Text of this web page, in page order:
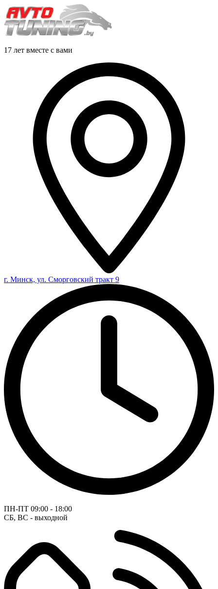
17 лет вместе с вами
г. Минск, ул. Сморговский тракт 9
ПН-ПТ 09:00 - 18:00
СБ, ВС - выходной